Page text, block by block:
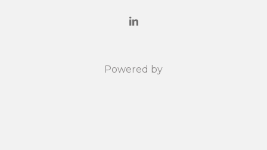
Powered by